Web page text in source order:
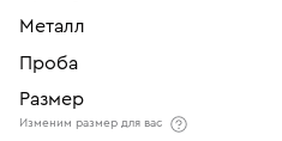
Металл
Проба
Размер
Изменим размер для вас